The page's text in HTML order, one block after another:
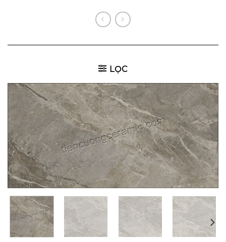
LỌC